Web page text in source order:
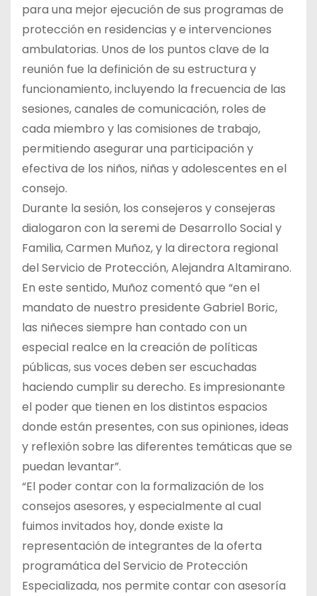
para una mejor ejecución de sus programas de
protección en residencias y e intervenciones
ambulatorias. Unos de los puntos clave de la
reunión fue la definición de su estructura y
funcionamiento, incluyendo la frecuencia de las
sesiones, canales de comunicación, roles de
cada miembro y las comisiones de trabajo,
permitiendo asegurar una participación y
efectiva de los niños, niñas y adolescentes en el
consejo.
Durante la sesión, los consejeros y consejeras
dialogaron con la seremi de Desarrollo Social y
Familia, Carmen Muñoz, y la directora regional
del Servicio de Protección, Alejandra Altamirano.
En este sentido, Muñoz comentó que “en el
mandato de nuestro presidente Gabriel Boric,
las niñeces siempre han contado con un
especial realce en la creación de políticas
públicas, sus voces deben ser escuchadas
haciendo cumplir su derecho. Es impresionante
el poder que tienen en los distintos espacios
donde están presentes, con sus opiniones, ideas
y reflexión sobre las diferentes temáticas que se
puedan levantar”.
“El poder contar con la formalización de los
consejos asesores, y especialmente al cual
fuimos invitados hoy, donde existe la
representación de integrantes de la oferta
programática del Servicio de Protección
Especializada, nos permite contar con asesoría